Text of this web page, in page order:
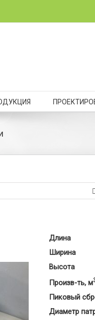
Длина
Ширина
Высота
Произв-ть, м
Пиковый
Диаметр